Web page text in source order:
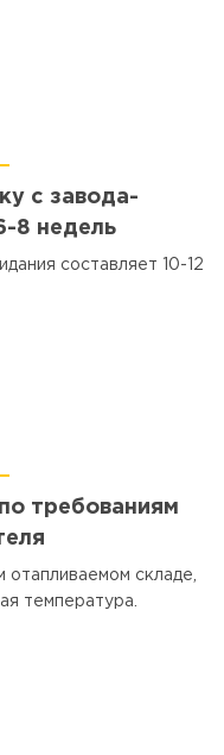
с завода-
8 недель
составляет 10-12
требованиям
складе,
температура.